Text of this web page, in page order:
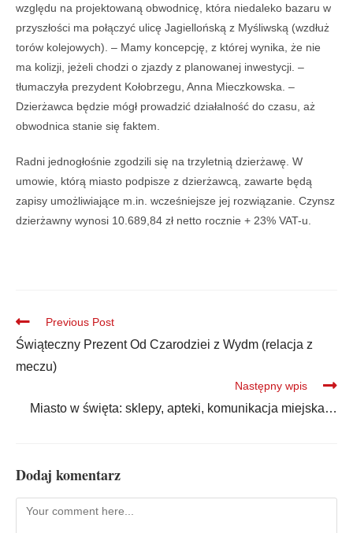
względu na projektowaną obwodnicę, która niedaleko bazaru w
przyszłości ma połączyć ulicę Jagiellońską z Myśliwską (wzdłuż
torów kolejowych). – Mamy koncepcję, z której wynika, że nie
ma kolizji, jeżeli chodzi o zjazdy z planowanej inwestycji. –
tłumaczyła prezydent Kołobrzegu, Anna Mieczkowska. –
Dzierżawca będzie mógł prowadzić działalność do czasu, aż
obwodnica stanie się faktem.
Radni jednogłośnie zgodzili się na trzyletnią dzierżawę. W
umowie, którą miasto podpisze z dzierżawcą, zawarte będą
zapisy umożliwiające m.in. wcześniejsze jej rozwiązanie. Czynsz
dzierżawny wynosi 10.689,84 zł netto rocznie + 23% VAT-u.
Previous Post
Świąteczny Prezent Od Czarodziei z Wydm (relacja z
meczu)
Następny wpis
Miasto w święta: sklepy, apteki, komunikacja miejska…
Dodaj komentarz